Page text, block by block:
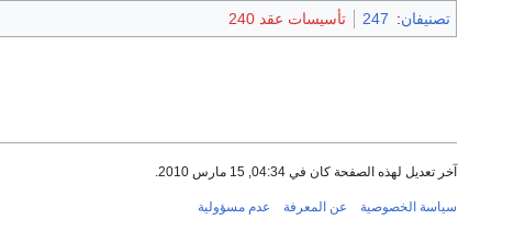
تصنيفان:
247 تأسيسات عقد 240
آخر تعديل لهذه الصفحة كان في 04:34, 15 مارس 2010.
سياسة الخصوصية عن المعرفة عدم مسؤولية